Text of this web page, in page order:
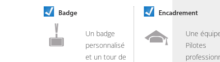
Badge
Un badge
personnalisé
et un tour de
Encadrement
Une
Pilotes